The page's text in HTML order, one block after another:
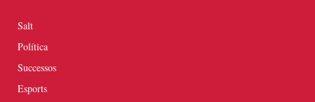
Salt
Política
Successos
Esports